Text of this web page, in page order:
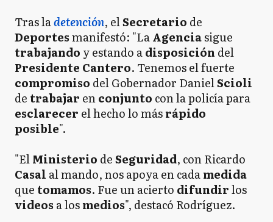
Tras ladetención, elSecretario de
Deportesmanifestó: "LaAgenciasigue
trabajando y estando adisposición del
Presidente Cantero. Tenemos el fuerte
compromiso del Gobernador DanielScioli
de trabajar enconjunto con la policía para
esclarecer el hecho lo másrápido
posible".
"ElMinisterio deSeguridad, con Ricardo
Casal al mando, nos apoya en cadamedida
que tomamos. Fue un acierto difundirlos
videos a losmedios", destacó Rodríguez.